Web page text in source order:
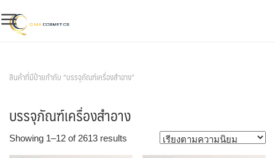
to
content
สินค้าที่มีป้ายกำกับ “บรรจุภัณฑ์เครื่องสำอาง”
บรรจุภัณฑ์เครื่องสำอาง
Showing 1–12 of 2613 results